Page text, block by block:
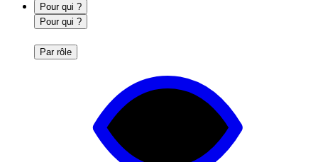
Pour qui ?
Pour qui ?
Par rôle